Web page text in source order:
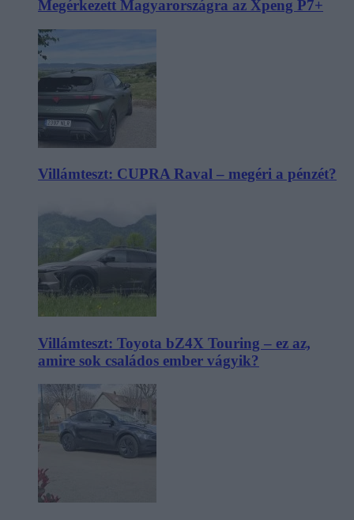
Megérkezett Magyarországra az Xpeng P7+
Villámteszt: CUPRA Raval – megéri a pénzét?
Villámteszt: Toyota bZ4X Touring – ez az,
amire sok családos ember vágyik?